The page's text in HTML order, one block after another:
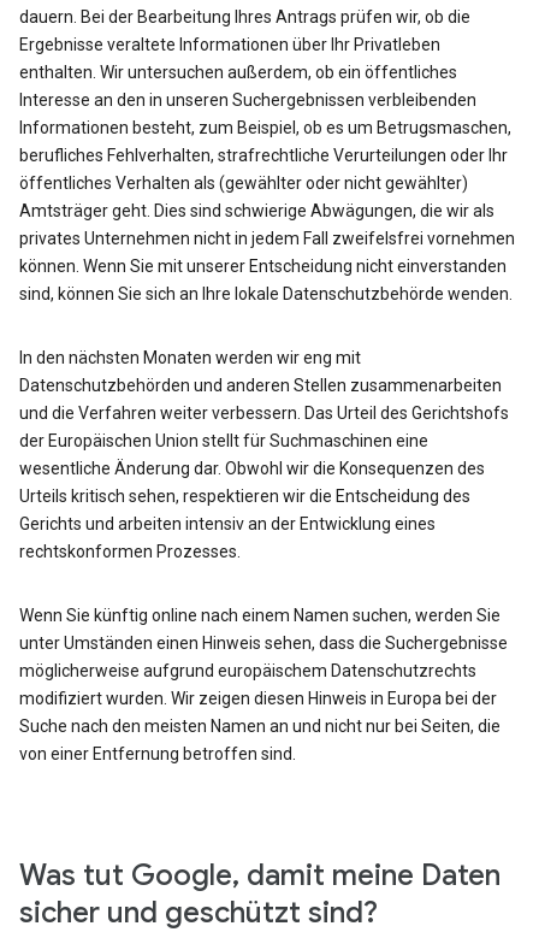
dauern. Bei der Bearbeitung Ihres Antrags prüfen wir, ob die
Ergebnisse veraltete Informationen über Ihr Privatleben
enthalten. Wir untersuchen außerdem, ob ein öffentliches
Interesse an den in unseren Suchergebnissen verbleibenden
Informationen besteht, zum Beispiel, ob es um Betrugsmaschen,
berufliches Fehlverhalten, strafrechtliche Verurteilungen oder Ihr
öffentliches Verhalten als (gewählter oder nicht gewählter)
Amtsträger geht. Dies sind schwierige Abwägungen, die wir als
privates Unternehmen nicht in jedem Fall zweifelsfrei vornehmen
können. Wenn Sie mit unserer Entscheidung nicht einverstanden
sind, können Sie sich an Ihre lokale Datenschutzbehörde wenden.
In den nächsten Monaten werden wir eng mit
Datenschutzbehörden und anderen Stellen zusammenarbeiten
und die Verfahren weiter verbessern. Das Urteil des Gerichtshofs
der Europäischen Union stellt für Suchmaschinen eine
wesentliche Änderung dar. Obwohl wir die Konsequenzen des
Urteils kritisch sehen, respektieren wir die Entscheidung des
Gerichts und arbeiten intensiv an der Entwicklung eines
rechtskonformen Prozesses.
Wenn Sie künftig online nach einem Namen suchen, werden Sie
unter Umständen einen Hinweis sehen, dass die Suchergebnisse
möglicherweise aufgrund europäischem Datenschutzrechts
modifiziert wurden. Wir zeigen diesen Hinweis in Europa bei der
Suche nach den meisten Namen an und nicht nur bei Seiten, die
von einer Entfernung betroffen sind.
Was tut Google, damit meine Daten
sicher und geschützt sind?